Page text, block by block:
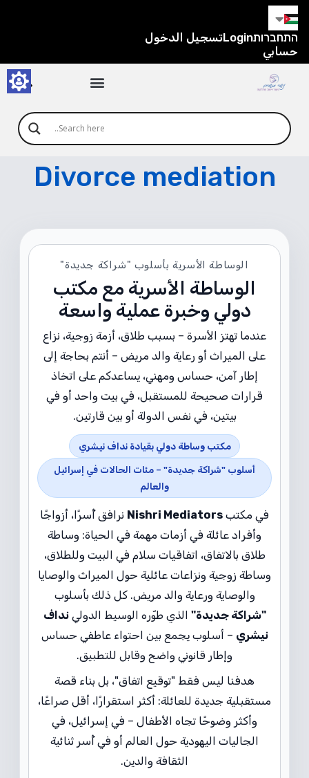
התחברותLoginتسجيل الدخول
حسابي
Divorce mediation
الوساطة الأسرية بأسلوب "شراكة جديدة"
الوساطة الأسرية مع مكتب
دولي وخبرة عملية واسعة
عندما تهتز الأسرة – بسبب طلاق، أزمة زوجية، نزاع
على الميراث أو رعاية والد مريض – أنتم بحاجة إلى
إطار آمن، حساس ومهني، يساعدكم على اتخاذ
قرارات صحيحة للمستقبل، في بيت واحد أو في
بيتين، في نفس الدولة أو بين قارتين.
مكتب وساطة دولي بقيادة نداف نيشري
أسلوب "شراكة جديدة" – مئات الحالات في إسرائيل
والعالم
في مكتب Nishri Mediators نرافق أُسرًا، أزواجًا
وأفراد عائلة في أزمات مهمة في الحياة: وساطة
طلاق بالاتفاق، اتفاقيات سلام في البيت وللطلاق،
وساطة زوجية ونزاعات عائلية حول الميراث والوصايا
والوصاية ورعاية والد مريض. كل ذلك بأسلوب
"شراكة جديدة" الذي طوّره الوسيط الدولينداف
نيشري – أسلوب يجمع بين احتواء عاطفي حساس
وإطار قانوني واضح وقابل للتطبيق.
هدفنا ليس فقط "توقيع اتفاق"، بل بناء قصة
مستقبلية جديدة للعائلة: أكثر استقرارًا، أقل صراعًا،
وأكثر وضوحًا تجاه الأطفال – في إسرائيل، في
الجاليات اليهودية حول العالم أو في أُسر ثنائية
الثقافة والدين.